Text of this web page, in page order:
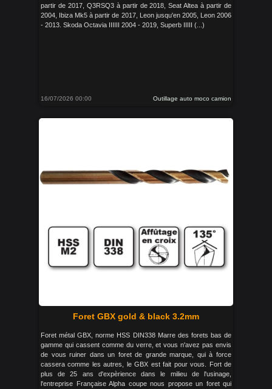
partir de 2017, Q3RSQ3 à partir de 2018, Seat Altea à partir de
2004, Ibiza Mk5 à partir de 2017, Leon jusqu'en 2005, Leon 2006
- 2013. Skoda Octavia IIIIII 2004 - 2019, Superb IIIII (...)
16/07/2026 00:00 Outillage auto moco camion
Foret GBX gold & black 3.2mm
Foret métal GBX, norme HSS DIN338 Marre des forets bas de
gamme qui cassent comme du verre, et vous n'avez pas envis
de vous ruiner dans un foret de grande marque, qui à force
cassera comme les autres, le GBX est fait pour vous. Fort de
plus de 25 ans d'expèrience dans le milieu de l'usinage,
l'entreprise Française Alpha coupe nous propose un foret qui